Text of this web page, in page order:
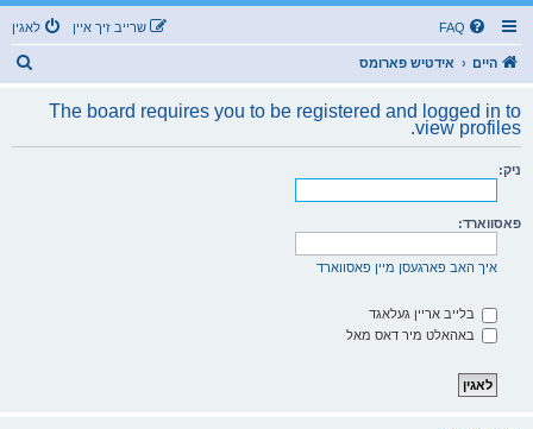
FAQ לאגין שרייב זיך איין
היים אידטיש פארומס
The board requires you to be registered and logged in to
view profiles.
ניק:
פאסווארד:
איך האב פארגעסן מיין פאסווארד
בלייב אריין געלאגד
באהאלט מיר דאס מאל